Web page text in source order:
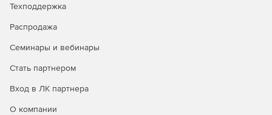
Техподдержка
Распродажа
Семинары и вебинары
Стать партнером
Вход в ЛК партнера
О компании